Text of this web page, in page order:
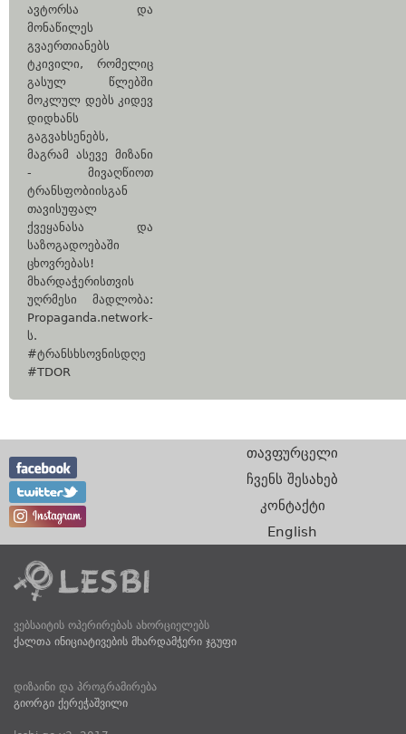
ავტორსა და
მონაწილეს
გვაერთიანებს
ტკივილი, რომელიც
გასულ წლებში
მოკლულ დებს კიდევ
დიდხანს
გაგვახსენებს,
მაგრამ ასევე მიზანი
- მივაღწიოთ
ტრანსფობიისგან
თავისუფალ
ქვეყანასა და
საზოგადოებაში
ცხოვრებას!
მხარდაჭერისთვის
უღრმესი მადლობა:
Propaganda.network-
ს.
#ტრანსხსოვნისდღე
#TDOR
თავფურცელი
ჩვენს შესახებ
კონტაქტი
English
ვებსაიტის ოპერირებას ახორციელებს
ქალთა ინიციატივების მხარდამჭერი ჯგუფი
დიზაინი და პროგრამირება
გიორგი ქერეჭაშვილი